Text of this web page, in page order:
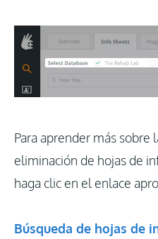
Para aprender más sobre
eliminación de hojas de
haga clic en el enlace
Búsqueda de hojas de